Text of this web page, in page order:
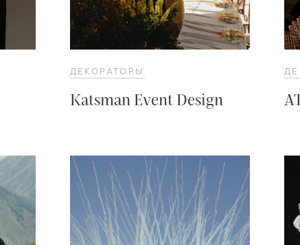
ДЕКОРАТОРЫ
Katsman Event Design